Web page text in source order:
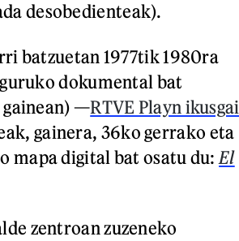
desobedienteak).
batzuetan 1977tik 1980ra
dokumental bat
gainean) —RTVE Playn ikusgai
gainera, 36ko gerrako eta
mapa digital bat osatu du: El
zentroan zuzeneko